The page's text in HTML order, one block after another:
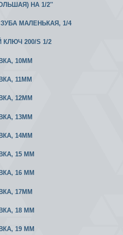
НА 1/2''
МАЛЕНЬКАЯ, 1/4
200/S 1/2
10ММ
11ММ
12ММ
13ММ
14ММ
15 ММ
16 ММ
17ММ
18 ММ
19 ММ